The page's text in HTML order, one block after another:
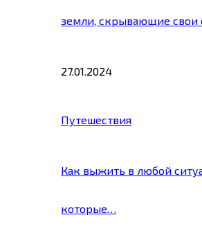
земли, скрывающие свои
27.01.2024
Путешествия
Как выжить в любой
которые…